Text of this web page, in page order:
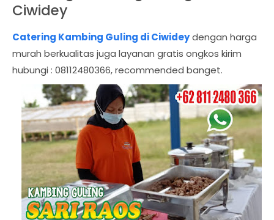
Ciwidey
Catering Kambing Guling di Ciwideydengan harga
murah berkualitas juga layanan gratis ongkos kirim
hubungi : 08112480366, recommended banget.